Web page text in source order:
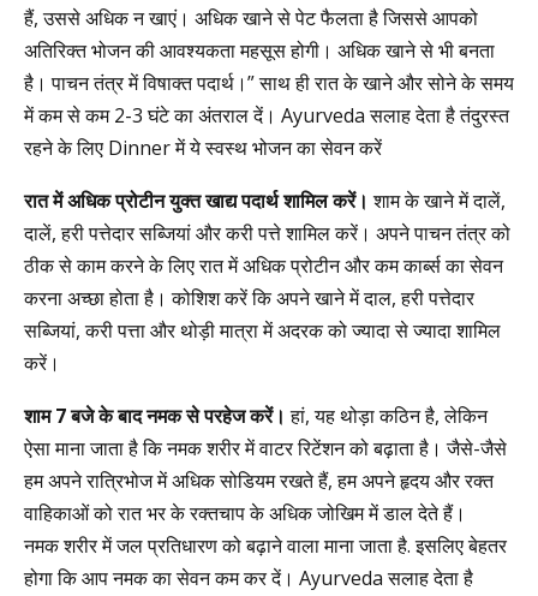
हैं, उससे अधिक न खाएं। अधिक खाने से पेट फैलता है जिससे आपको
अतिरिक्त भोजन की आवश्यकता महसूस होगी। अधिक खाने से भी बनता
है। पाचन तंत्र में विषाक्त पदार्थ।” साथ ही रात के खाने और सोने के समय
में कम से कम 2-3 घंटे का अंतराल दें। Ayurveda सलाह देता है तंदुरस्त
रहने के लिए Dinner में ये स्वस्थ भोजन का सेवन करें
रात में अधिक प्रोटीन युक्त खाद्य पदार्थ शामिल करें। शाम के खाने में दालें,
दालें, हरी पत्तेदार सब्जियां और करी पत्ते शामिल करें। अपने पाचन तंत्र को
ठीक से काम करने के लिए रात में अधिक प्रोटीन और कम कार्ब्स का सेवन
करना अच्छा होता है। कोशिश करें कि अपने खाने में दाल, हरी पत्तेदार
सब्जियां, करी पत्ता और थोड़ी मात्रा में अदरक को ज्यादा से ज्यादा शामिल
करें।
शाम7बजे के बाद नमक से परहेज करें। हां, यह थोड़ा कठिन है, लेकिन
ऐसा माना जाता है कि नमक शरीर में वाटर रिटेंशन को बढ़ाता है। जैसे-जैसे
हम अपने रात्रिभोज में अधिक सोडियम रखते हैं, हम अपने हृदय और रक्त
वाहिकाओं को रात भर के रक्तचाप के अधिक जोखिम में डाल देते हैं।
नमक शरीर में जल प्रतिधारण को बढ़ाने वाला माना जाता है. इसलिए बेहतर
होगा कि आप नमक का सेवन कम कर दें। Ayurveda सलाह देता है